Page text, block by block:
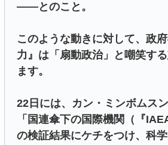
――とのこと。
このような動きに対して、政
力』は「扇動政治」と嘲笑す
ます。
22日には、カン・ミンボムス
「国連傘下の国際機関（『
の検証結果にケチをつけ、科